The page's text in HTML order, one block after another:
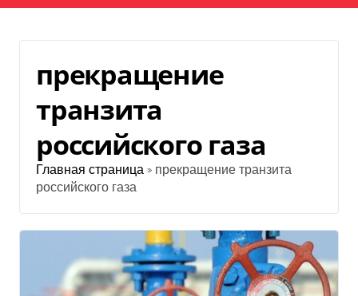
прекращение
транзита
российского газа
Главная страница » прекращение транзита
российского газа